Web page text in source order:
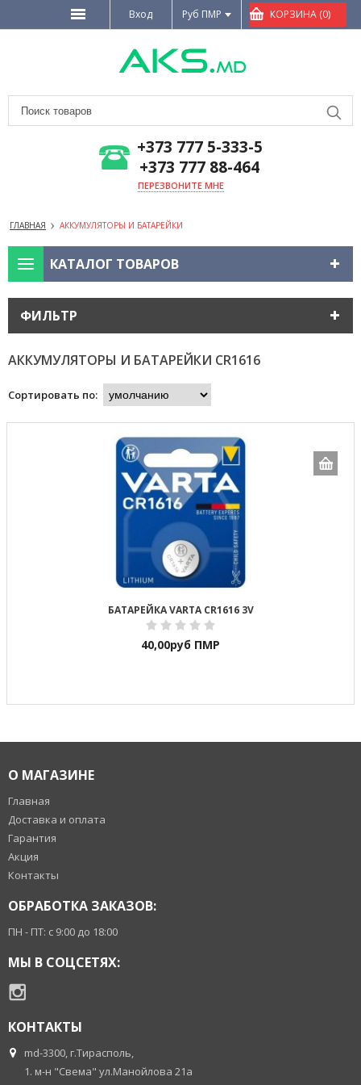
КОРЗИНА (0)
Руб ПМР
Вход
+373 777 5-333-5
+373 777 88-464
ПЕРЕЗВОНИТЕ МНЕ
ГЛАВНАЯ АККУМУЛЯТОРЫ И БАТАРЕЙКИ
КАТАЛОГ ТОВАРОВ
ФИЛЬТР
АККУМУЛЯТОРЫ И БАТАРЕЙКИ CR1616
Сортировать по:
БАТАРЕЙКА VARTA CR1616 3V
40,00руб ПМР
О МАГАЗИНЕ
Главная
Доставка и оплата
Гарантия
Акция
Контакты
ОБРАБОТКА ЗАКАЗОВ:
ПН - ПТ: с 9:00 до 18:00
МЫ В СОЦСЕТЯХ:
КОНТАКТЫ
md-3300, г.Тирасполь,
1. м-н "Свема" ул.Манойлова 21а